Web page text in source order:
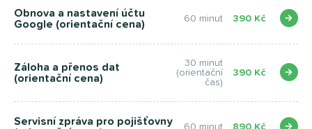
Obnova a nastavení účtu
Google (orientační cena)
60 minut 390 Kč
Záloha a přenos dat
(orientační cena)
30 minut
(orientační
čas)
390 Kč
Servisní zpráva pro pojišťovny
60 minut 890 Kč